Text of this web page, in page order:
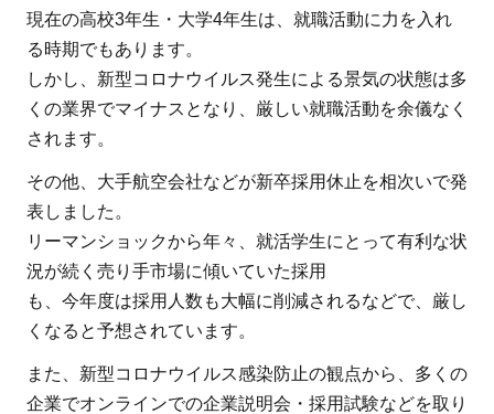
教
育
分
野
に
け
る
型
コ
ロ
ナ
ウ
現在の高校3年生・大学4年生は、就職活動に力を入れ
る時期でもあります。
しかし、新型コロナウイルス発生による景気の状態は多
くの業界でマイナスとなり、厳しい就職活動を余儀なく
されます。
その他、大手航空会社などが新卒採用休止を相次いで発
表しました。
リーマンショックから年々、就活学生にとって有利な状
況が続く売り手市場に傾いていた採用
も、今年度は採用人数も大幅に削減されるなどで、厳し
くなると予想されています。
また、新型コロナウイルス感染防止の観点から、多くの
企業でオンラインでの企業説明会・採用試験などを取り